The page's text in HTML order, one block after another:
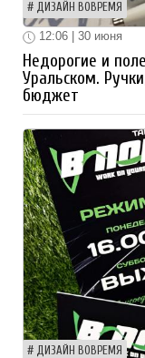
ДИЗАЙН ВОВРЕМЯ
12:06 | 30 июня
Недорогие и
Уральском.
бюджет
ДИЗАЙН ВОВРЕМЯ